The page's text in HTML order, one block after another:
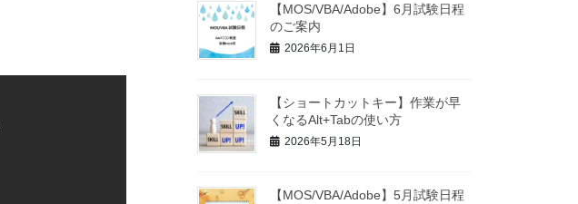
【MOS/VBA/Adobe】6月試験日程
のご案内
2026年6月1日
【ショートカットキー】作業が早
くなるAlt+Tabの使い方
2026年5月18日
【MOS/VBA/Adobe】5月試験日程